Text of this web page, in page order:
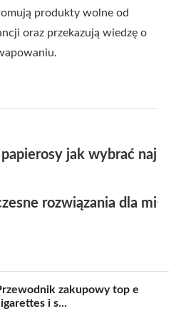
produkty wolne od
oraz przekazują wiedzę o
jak wybrać
rozwiązania dla
zakupowy top e
i s...